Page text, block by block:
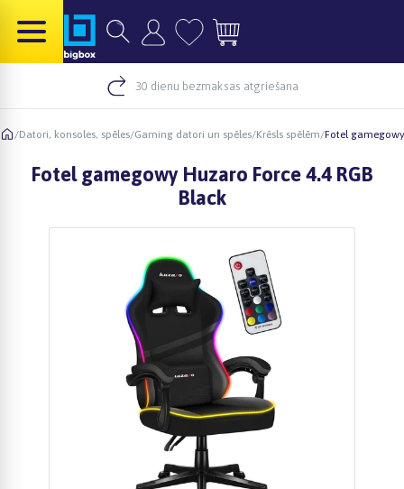
30 dienu bezmaksas atgriešana
/Datori, konsoles, spēles/Gaming datori un spēles/Krēsls spēlēm/Fotel
Fotel gamegowy Huzaro Force 4.4 RGB
Black